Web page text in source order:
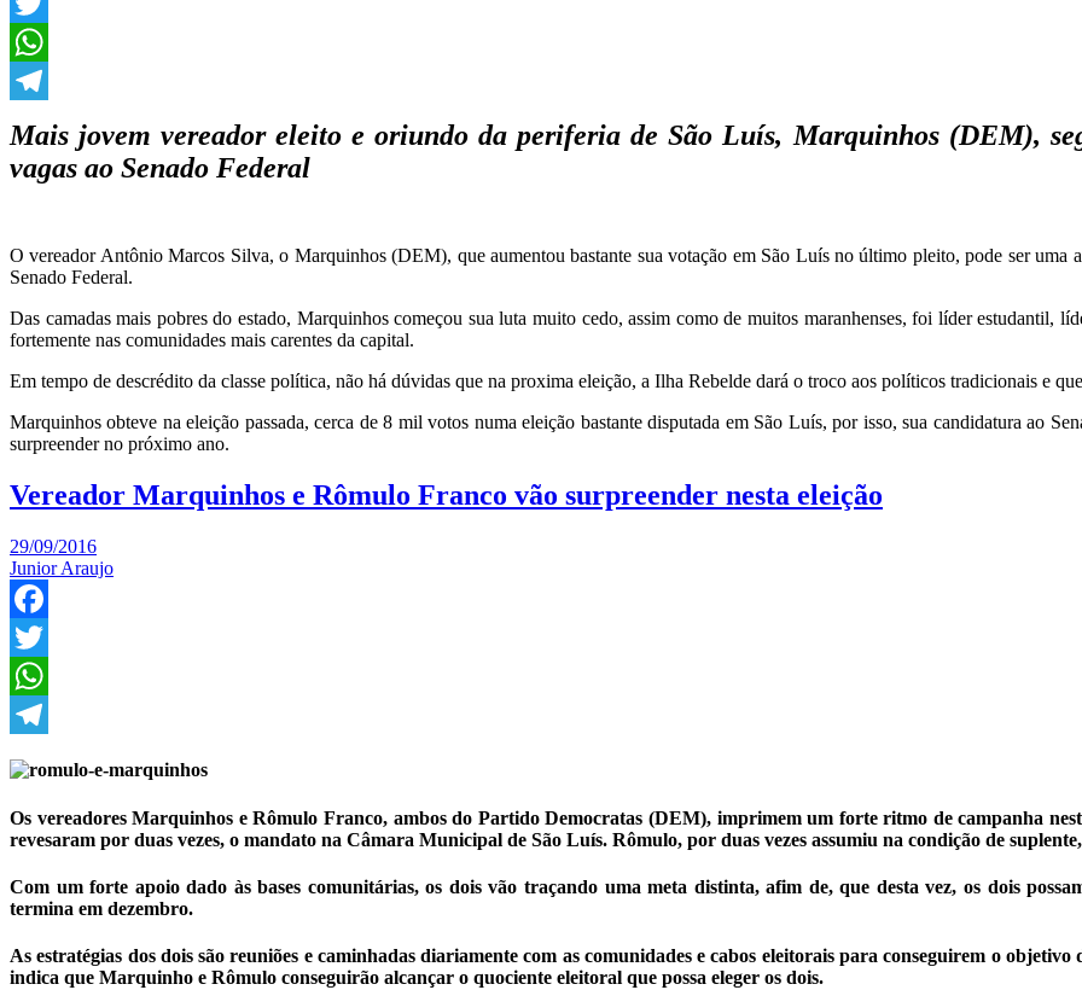
Twitter
WhatsApp
Telegram
Mais jovem vereador eleito e oriundo da periferia de São Luís, Marquinhos (DEM),
vagas ao Senado Federal
O vereador Antônio Marcos Silva, o Marquinhos (DEM), que aumentou bastante sua votação em São Luís no último pleito, pode ser uma
Senado Federal.
Das camadas mais pobres do estado, Marquinhos começou sua luta muito cedo, assim como de muitos maranhenses, foi líder estudantil,
fortemente nas comunidades mais carentes da capital.
Em tempo de descrédito da classe política, não há dúvidas que na proxima eleição, a Ilha Rebelde dará o troco aos políticos tradicionais e
Marquinhos obteve na eleição passada, cerca de 8 mil votos numa eleição bastante disputada em São Luís, por isso, sua candidatura ao
surpreender no próximo ano.
Vereador Marquinhos e Rômulo Franco vão surpreender nesta eleição
29/09/2016
Junior Araujo
Facebook
Twitter
WhatsApp
Os vereadores Marquinhos e Rômulo Franco, ambos do Partido Democratas (DEM), imprimem um forte ritmo de campanha
revesaram por duas vezes, o mandato na Câmara Municipal de São Luís. Rômulo, por duas vezes assumiu na condição de
Com um forte apoio dado às bases comunitárias, os dois vão traçando uma meta distinta, afim de, que desta vez, os dois
termina em dezembro.
As estratégias dos dois são reuniões e caminhadas diariamente com as comunidades e cabos eleitorais para conseguirem o
indica que Marquinho e Rômulo conseguirão alcançar o quociente eleitoral que possa eleger os dois.